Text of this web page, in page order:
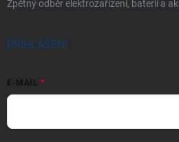
Zpětný odběr elektrozařízení, baterií a
PŘIHLÁŠENÍ
E-MAIL